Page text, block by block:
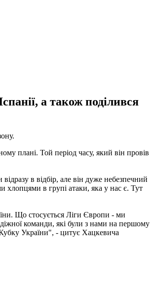
а також поділився
плані. Той період часу, який він провів
в відбір, але він дуже небезпечний
хлопцями в групі атаки, яка у нас є. Тут
Що стосується Ліги Європи - ми
команди, які були з нами на першому
Кубку України", - цитує Хацкевича